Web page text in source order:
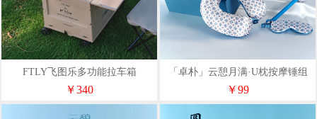
FTLY飞图乐多功能拉车箱
SNX0200
￥340
「卓朴」云憩月满·U枕按摩锤组
￥99